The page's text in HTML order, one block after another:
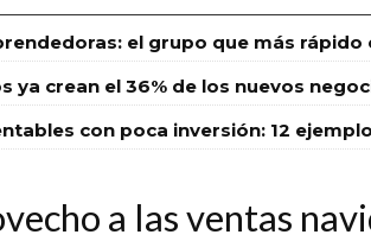
el grupo que más rápido
ya crean el 36% de los nuevos
con poca inversión: 12
a las ventas